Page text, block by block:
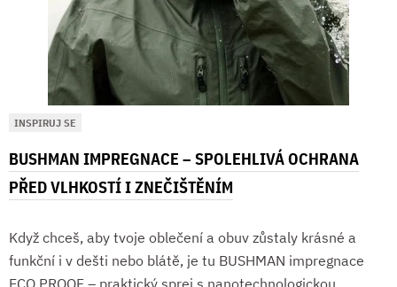
INSPIRUJ SE
BUSHMAN IMPREGNACE – SPOLEHLIVÁ OCHRANA
PŘED VLHKOSTÍ I ZNEČIŠTĚNÍM
Když chceš, aby tvoje oblečení a obuv zůstaly krásné a
funkční i v dešti nebo blátě, je tu BUSHMAN impregnace